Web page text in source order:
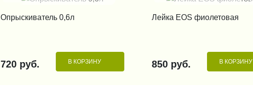
Опрыскиватель 0,6л
720 руб. В КОРЗИНУ
Лейка EOS фиолетовая
850 руб. В КОРЗИНУ